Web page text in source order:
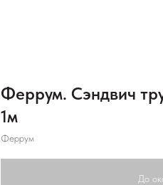
Феррум. Сэндвич
1м
Феррум
До